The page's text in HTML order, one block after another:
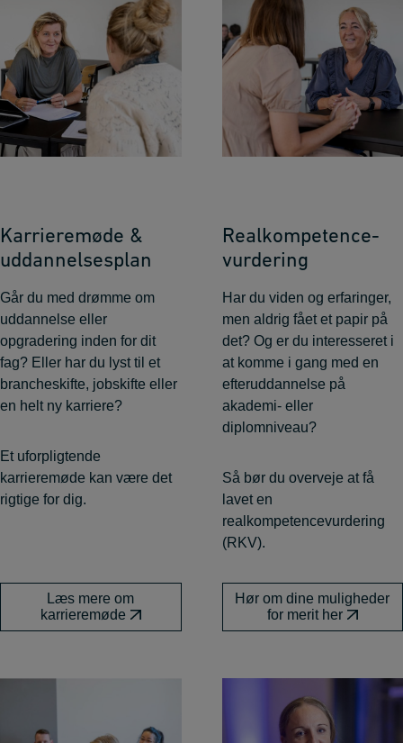
Karrieremøde &
uddannelsesplan
Går du med drømme om
uddannelse eller
opgradering inden for dit
fag? Eller har du lyst til et
brancheskifte, jobskifte eller
en helt ny karriere?
Et uforpligtende
karrieremøde kan være det
rigtige for dig.
Læs mere om
karrieremøde
Realkompetence­
vurdering
Har du viden og erfaringer,
men aldrig fået et papir på
det? Og er du interesseret i
at komme i gang med en
efteruddannelse på
akademi- eller
diplomniveau?
Så bør du overveje at få
lavet en
realkompetencevurdering
(RKV).
Hør om dine muligheder
for merit her